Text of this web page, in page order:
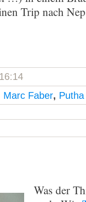
Trip nach
Marc Faber,
Was der